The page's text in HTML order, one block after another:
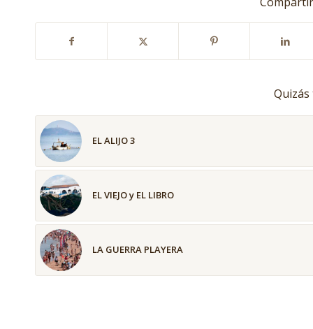
EL ALIJO 3
EL VIEJO y EL LIBRO
LA GUERRA PLAYERA